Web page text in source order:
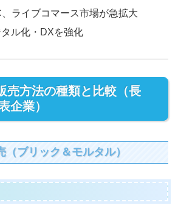
ライブコマース市場が急拡大
ル化・DXを強化
売方法の種類と比較（長
企業）
ブリック＆モルタル）